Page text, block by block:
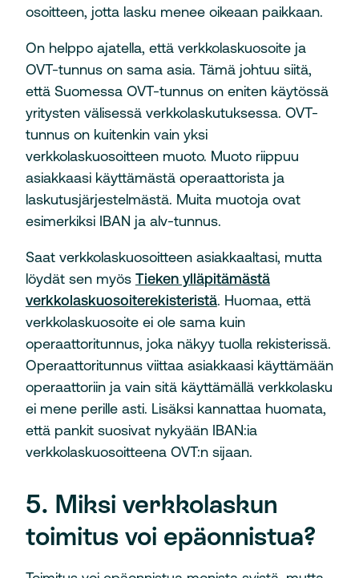
osoitteen, jotta lasku menee oikeaan paikkaan.
On helppo ajatella, että verkkolaskuosoite ja
OVT-tunnus on sama asia. Tämä johtuu siitä,
että Suomessa OVT-tunnus on eniten käytössä
yritysten välisessä verkkolaskutuksessa. OVT-
tunnus on kuitenkin vain yksi
verkkolaskuosoitteen muoto. Muoto riippuu
asiakkaasi käyttämästä operaattorista ja
laskutusjärjestelmästä. Muita muotoja ovat
esimerkiksi IBAN ja alv-tunnus.
Saat verkkolaskuosoitteen asiakkaaltasi, mutta
löydät sen myös Tieken ylläpitämästä
verkkolaskuosoiterekisteristä. Huomaa, että
verkkolaskuosoite ei ole sama kuin
operaattoritunnus, joka näkyy tuolla rekisterissä.
Operaattoritunnus viittaa asiakkaasi käyttämään
operaattoriin ja vain sitä käyttämällä verkkolasku
ei mene perille asti. Lisäksi kannattaa huomata,
että pankit suosivat nykyään IBAN:ia
verkkolaskuosoitteena OVT:n sijaan.
5. Miksi verkkolaskun
toimitus voi epäonnistua?